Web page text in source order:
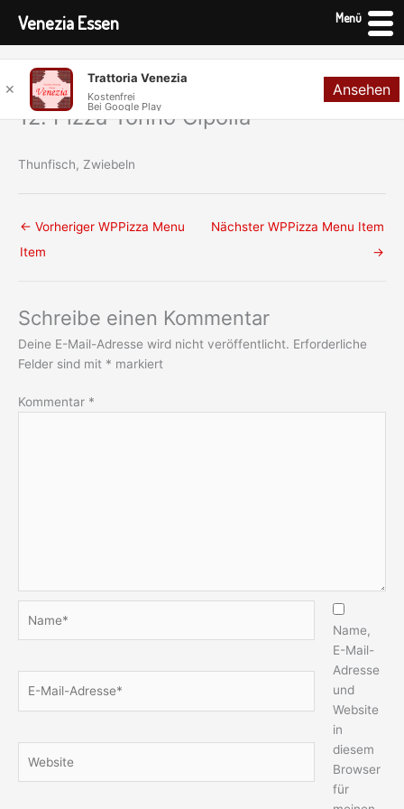
Inhalt
springen
12. Pizza Tonno Cipolla
Thunfisch, Zwiebeln
← Vorheriger WPPizza Menu
Item
Nächster WPPizza Menu Item
→
Schreibe einen Kommentar
Deine E-Mail-Adresse wird nicht veröffentlicht. Erforderliche
Felder sind mit * markiert
Kommentar *
Mail-
Name,
E-Mail-
Adresse
und
Website
in
diesem
Browser
für
Venezia Essen Menü
✕
Trattoria Venezia
Kostenfrei
Bei Google Play
Ansehen